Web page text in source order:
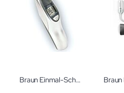
Braun Einmal-Schutzkappen ThermoScan Pro